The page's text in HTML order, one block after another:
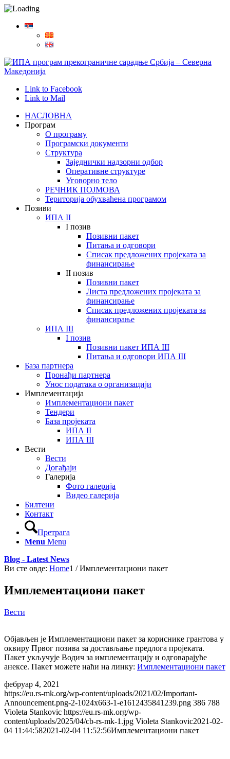
Link to Facebook
Link to Mail
НАСЛОВНА
Програм
О програму
Програмски документи
Структура
Заједнички надзорни одбор
Оперативне структуре
Уговорнo телo
РЕЧНИК ПОЈМОВА
Територија обухваћена програмом
Позиви
ИПА II
I позив
Позивни пакет
Питања и одговори
Списак предложених пројеката за
финансирање
II позив
Позивни пакет
Листа предложених пројеката за
финансирање
Списак предложених пројеката за
финансирање
ИПА III
I позив
Позивни пакет ИПА III
Питања и одговори ИПА III
База партнера
Пронађи партнера
Унос података о организацији
Имплементација
Имплементациони пакет
Тендери
База пројеката
ИПА II
ИПА III
Вести
Вести
Догађаји
Галерија
Фото галерија
Видео галерија
Билтени
Контакт
Претрага
Menu Menu
Blog - Latest News
Ви сте овде: Home1 / Имплементациони пакет
Имплементациони пакет
Вести
Објављен је Имплементациони пакет за кориснике грантова у
оквиру Првог позива за достављање предлога пројеката.
Пакет укључује Водич за имплементацију и одговарајуће
анексе. Пакет можете наћи на линку: Имплементациони пакет
фебруар 4, 2021
https://eu.rs-mk.org/wp-content/uploads/2021/02/Important-
Announcement.png-2-1024x663-1-e1612435841239.png 386 788
Violeta Stankovic https://eu.rs-mk.org/wp-
content/uploads/2025/04/cb-rs-mk-1.jpg Violeta Stankovic2021-02-
04 11:44:582021-02-04 11:52:56Имплементациони пакет